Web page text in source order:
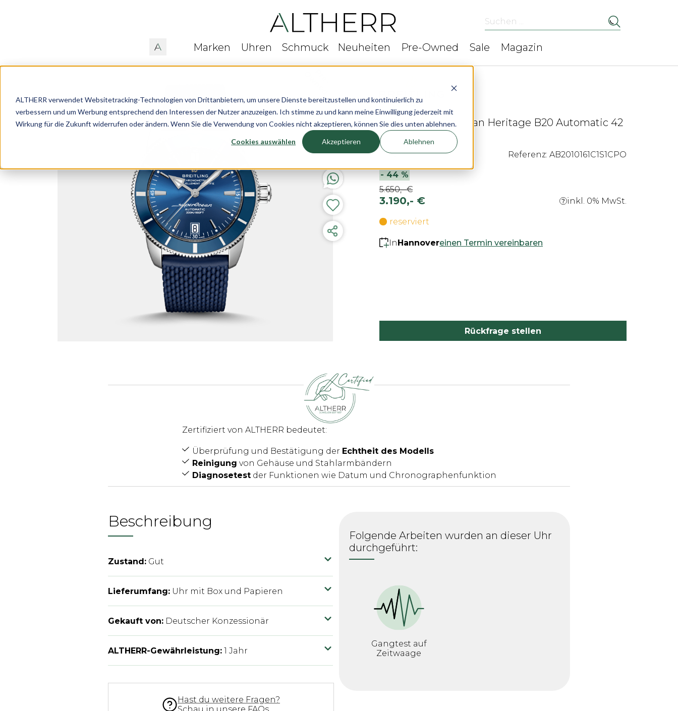
ALTHERR verwendet Websitetracking-Technologien von Drittanbietern, um unsere Dienste bereitzustellen und kontinuierlich zu
verbessern und um Werbung entsprechend den Interessen der Nutzer anzuzeigen. Ich stimme zu und kann meine Einwilligung jederzeit mit
Wirkung für die Zukunft widerrufen oder ändern. Wenn Sie die Verwendung von Cookies nicht akzeptieren, können Sie dies unten ablehnen.
Cookies auswählen Akzeptieren Ablehnen
Suchen ...
Marken Uhren Schmuck Neuheiten Pre-Owned Sale Magazin
Breitling Superocean Heritage B20 Automatic 42
CPO
Ø 42 mm Referenz: AB2010161C1S1CPO
3.190,- €
- 44 %
5.650,- €
inkl. 0% MwSt.
reserviert
InHannovereinen Termin vereinbaren
Rückfrage stellen
Zertifiziert von ALTHERR bedeutet:
Überprüfung und Bestätigung der Echtheit des Modells
Reinigung von Gehäuse und Stahlarmbändern
Diagnosetestder Funktionen wie Datum und Chronographenfunktion
Beschreibung
Zustand: Gut
Lieferumfang: Uhr mit Box und Papieren
Gekauft von: Deutscher Konzessionär
ALTHERR-Gewährleistung: 1 Jahr
Hast du weitere Fragen?
Folgende Arbeiten wurden an dieser Uhr
durchgeführt:
Gangtest auf
Zeitwaage